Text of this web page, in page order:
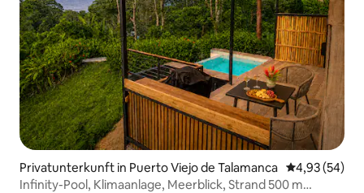
Privatunterkunft in Puerto Viejo de Talamanca
4,93 (54)
Infinity-Pool, Klimaanlage, Meerblick, Strand 500 m